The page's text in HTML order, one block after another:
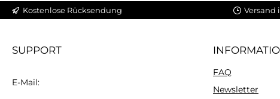
Kostenlose Rücksendung Versand
SUPPORT
E-Mail:
FAQ
Newsletter